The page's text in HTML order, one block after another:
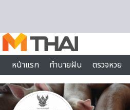
หน้าแรก
ทำนายฝัน ตรวจหวย
ไลฟ์สไตล์